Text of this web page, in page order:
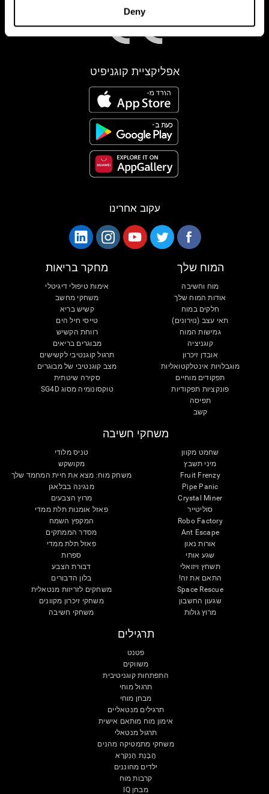
Deny
אפליקציית קוגניפיט
עקוב אחרינו
המוח שלך
מוח וחשיבה
אודות המוח שלך
חלקים במוח
תאי עצב (נוירונים)
גמישות המוח
קוגניציה
אובדן זיכרון
מוגבלויות אינטלקטואליות
תפקודים מוחיים
פונקציות תפקודיות
תפיסה
קשב
מחקר בריאות
אימות טיפולי דיגיטלי
משחקי מחשב
קשיש בריא
טייסי חיל הים
רווחת הקשיש
מבוגרים בריאים
תרגול קוגנטיבי לקשישים
מצב קוגנטיבי של מבוגרים
סקירה שיטתית
טוקסונומיה מסוג SG4D
משחקי חשיבה
שחמט מקוון
מיני תשבץ
Fruit Frenzy
Pipe Panic
Crystal Miner
סוליטייר
Robo Factory
Ant Escape
אורות נאון
שגע אותי
תשחץ ויזואלי
התאם את זה!
Space Rescue
שגעון החשבון
מרוץ גולות
טניס מלודי
מקושקש
משחק מוח: מצא את חיית המחמד שלך
מנגינה בבלאגן
מרוץ הצבעים
פאזל אומנות תלת ממדי
המקפץ השמח
מסדר הממתקים
פאזל תלת ממדי
ספרות
דבורת הצבע
בלון הדבורים
משחקים לזריזות מנטאלית
משחקי זיכרון מקוונים
משחקי חשיבה
תרגילים
פטנט
משווקים
התפתחות קוגניטיבית
תרגול מוחי
מבחן מוחי
תרגילים מנטאליים
אימון מוח מותאם אישית
תרגול מנטאלי
משחקי מתמטיקה מהנים
הֲבָנַת הָנִקרָא
ילדים מחוננים
קרבות מוח
מבחן IQ